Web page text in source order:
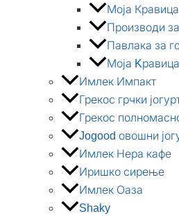
Моја
Производи
Павлака за
Моја
Имлек Импакт
Грекос грчки
Грекос
Jogood овошни
Имлек Нера кафе
Иришко сирење
Имлек Оаза
Shaky